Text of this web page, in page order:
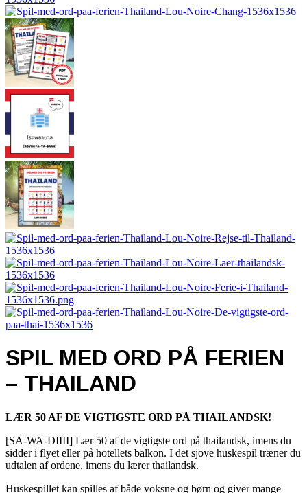
SPIL MED ORD PÅ FERIEN
– THAILAND
LÆR 50 AF DE VIGTIGSTE ORD PÅ THAILANDSK!
[SA-WA-DIIII] Lær 50 af de vigtigste ord på thailandsk, imens du
sidder i flyet eller på hotellets balkon. I det sjove huskespil træner du
udtalen af ordene, imens du lærer thailandsk.
Huskespillet kan spilles af både voksne og børn og giver mange